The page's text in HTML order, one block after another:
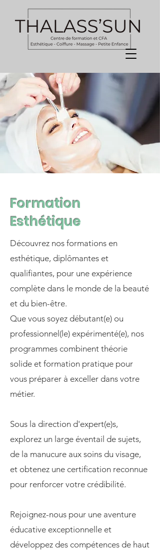
Formation
Esthétique
Découvrez nos formations en
esthétique, diplômantes et
qualifiantes, pour une expérience
complète dans le monde de la beauté
et du bien-être.
Que vous soyez débutant(e) ou
professionnel(le) expérimenté(e), nos
programmes combinent théorie
solide et formation pratique pour
vous préparer à exceller dans votre
métier.
Sous la direction d'expert(e)s,
explorez un large éventail de sujets,
de la manucure aux soins du visage,
et obtenez une certification reconnue
pour renforcer votre crédibilité.
Rejoignez-nous pour une aventure
éducative exceptionnelle et
développez des compétences de haut